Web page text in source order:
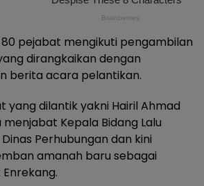
pejabat mengikuti pengambilan
dirangkaikan dengan
berita acara pelantikan.
yang dilantik yakni Hairil Ahmad
Kepala Bidang Lalu
Perhubungan dan kini
amanah baru sebagai